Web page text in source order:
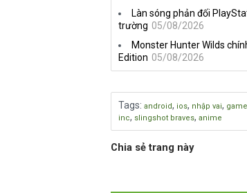
Làn sóng phản đối
trường 05/08/2026
Monster Hunter Wilds
Edition 05/08/2026
Tags: android, ios, nhập vai,
inc, slingshot braves, anime
Chia sẻ trang này